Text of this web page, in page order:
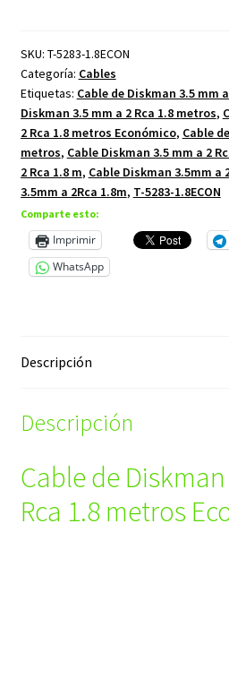
2
Rca
1.8
metros
Económico
cantidad
SKU: T-5283-1.8ECON
Categoría: Cables
Etiquetas: Cable de Diskman 3.5 mm
Diskman 3.5 mm a 2 Rca 1.8 metros,
2 Rca 1.8 metros Económico, Cable
metros, Cable Diskman 3.5 mm a 2
2 Rca 1.8 m, Cable Diskman 3.5mm a
3.5mm a 2Rca 1.8m, T-5283-1.8ECON
Comparte esto:
Imprimir
WhatsApp
Descripción
Descripción
Cable de
Rca 1.8 metros